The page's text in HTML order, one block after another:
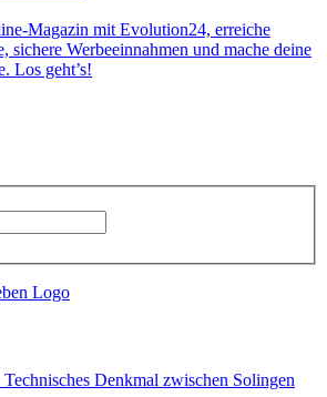
Magazin mit Evolution24, erreiche
sichere Werbeeinnahmen und mache deine
Los geht’s!